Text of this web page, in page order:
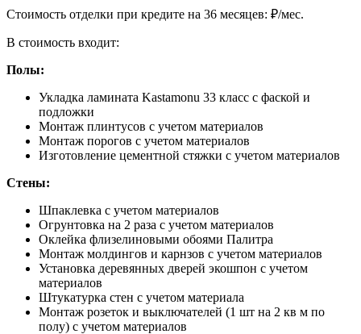
Cтоимость отделки при кредите на 36 месяцев: ₽/мес.
В стоимость входит:
Полы:
Укладка ламината Kastamonu 33 класс с фаской и
подложки
Монтаж плинтусов с учетом материалов
Монтаж порогов с учетом материалов
Изготовление цементной стяжки с учетом материалов
Стены:
Шпаклевка с учетом материалов
Огрунтовка на 2 раза с учетом материалов
Оклейка флизелиновыми обоями Палитра
Монтаж молдингов и карнзов с учетом материалов
Установка деревянных дверей экошпон с учетом
материалов
Штукатурка стен с учетом материала
Монтаж розеток и выключателей (1 шт на 2 кв м по
полу) с учетом материалов